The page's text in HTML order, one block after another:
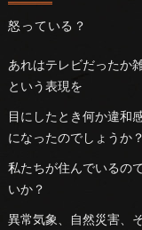
怒っている？
あれはテレビだったか
という表現を
目にしたとき何か違和
になったのでしょうか？
私たちが住んでいるの
いか？
異常気象、自然災害、